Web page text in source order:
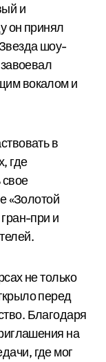
и
он принял
шоу-
вокалом и
в
где
«Золотой
при и
не только
перед
Благодаря
на
где мог